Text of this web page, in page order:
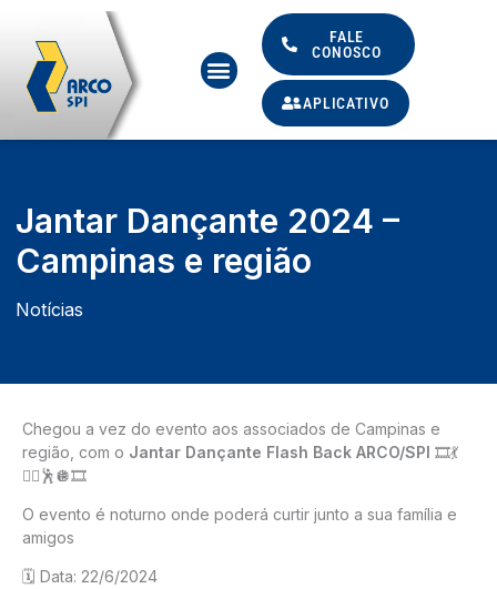
conteúdo
Menu
FALE
CONOSCO
APLICATIVO
Jantar Dançante 2024 –
Campinas e região
Notícias
Chegou a vez do evento aos associados de Campinas e
região, com o Jantar Dançante Flash Back ARCO/SPI 🎞️💃
👯‍♂️🕺🪩🎞️
O evento é noturno onde poderá curtir junto a sua família e
amigos
🗓️ Data: 22/6/2024